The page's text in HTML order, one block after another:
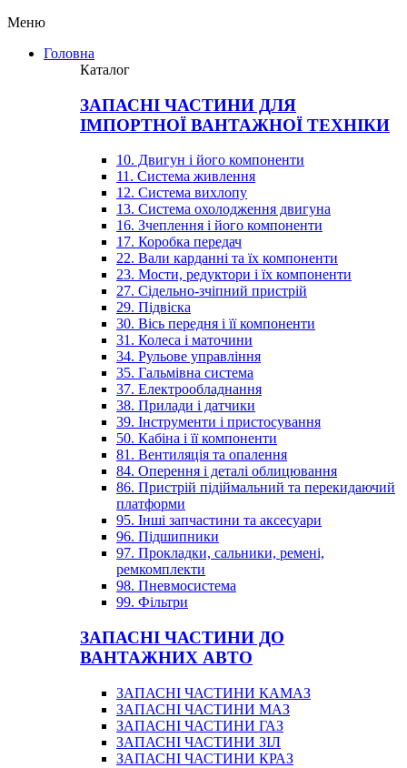
Меню
Головна
Каталог
ЗАПАСНІ ЧАСТИНИ ДЛЯ
ІМПОРТНОЇ ВАНТАЖНОЇ ТЕХНІКИ
10. Двигун і його компоненти
11. Система живлення
12. Система вихлопу
13. Система охолодження двигуна
16. Зчеплення і його компоненти
17. Коробка передач
22. Вали карданні та їх компоненти
23. Мости, редуктори і їх компоненти
27. Сідельно-зчіпний пристрій
29. Підвіска
30. Вісь передня і її компоненти
31. Колеса і маточини
34. Рульове управління
35. Гальмівна система
37. Електрообладнання
38. Прилади і датчики
39. Інструменти і пристосування
50. Кабіна і її компоненти
81. Вентиляція та опалення
84. Оперення і деталі облицювання
86. Пристрій підіймальний та перекидаючий
платформи
95. Інші запчастини та аксесуари
96. Підшипники
97. Прокладки, сальники, ремені,
ремкомплекти
98. Пневмосистема
99. Фільтри
ЗАПАСНІ ЧАСТИНИ ДО
ВАНТАЖНИХ АВТО
ЗАПАСНІ ЧАСТИНИ КАМАЗ
ЗАПАСНІ ЧАСТИНИ МАЗ
ЗАПАСНІ ЧАСТИНИ ГАЗ
ЗАПАСНІ ЧАСТИНИ ЗІЛ
ЗАПАСНІ ЧАСТИНИ КРАЗ